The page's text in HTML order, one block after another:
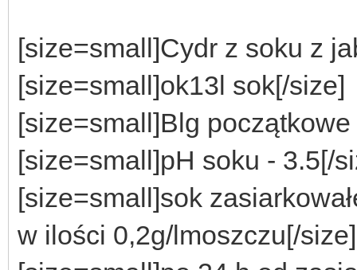
[size=small]Cydr z soku z
[size=small]ok13l sok[/size]
[size=small]Blg początkowe
[size=small]pH soku - 3.5[/
[size=small]sok
w ilości 0,2g/lmoszczu[/size]